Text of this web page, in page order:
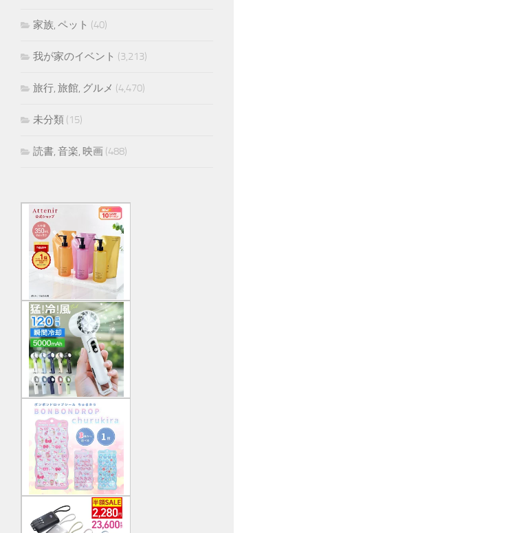
家族, ペット (40)
我が家のイベント (3,213)
旅行, 旅館, グルメ (4,470)
未分類 (15)
読書, 音楽, 映画 (488)